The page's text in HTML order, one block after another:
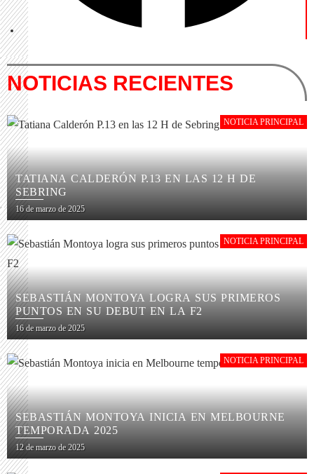
NOTICIAS RECIENTES
NOTICIA PRINCIPAL
TATIANA CALDERÓN P.13 EN LAS 12 H DE
SEBRING
16 de marzo de 2025
NOTICIA PRINCIPAL
SEBASTIÁN MONTOYA LOGRA SUS PRIMEROS
PUNTOS EN SU DEBUT EN LA F2
16 de marzo de 2025
NOTICIA PRINCIPAL
SEBASTIÁN MONTOYA INICIA EN MELBOURNE
TEMPORADA 2025
12 de marzo de 2025